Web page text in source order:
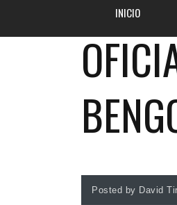
INICIO
Posted by David